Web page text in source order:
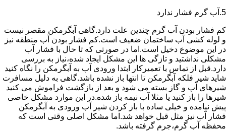
5.آب گرم فشار ندارد
کم فشار بودن آب گرم چندین علت دارد.گاهی آبگرمکن مقصر نیست
و لوله کشی آب ساختمان ضعیف است.کم فشار بودن آب منطقه نیز
در این موضوع دخیل است.اما در صورتی که تا حال با فشار آب
مشکلی نداشتید و تازگی ها این مشکل ایجاد شده،نیاز به بررسی
دارد.قبل از تماس با تعمیرکار ابتدا ورودی آب به آبگرمکن را نگاه کنید
شاید شیر فلکه آبگرمکن تا انتها باز نشده باشد.گاهی به دلیل مسافرت
شیرهای آب و گاز بسته می شود و بعد از بازگشت فراموش می کنید
شیرها را باز کنید یا مثلا آب نیمه باز شده.در این موارد مشکل خاصی
پیش نیامده و خیلی ساده با باز کردن شیر آب ورودی به آبگرمکن
فشار آب نیز مثل قبل خواهد شد.اما مشکل اصلی وقتی است که
محفظه آب گرم،جرم گرفته باشد.